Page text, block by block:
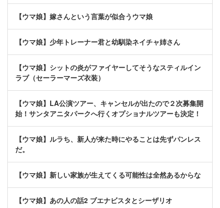
【ウマ娘】嫁さんという言葉が似合うウマ娘
【ウマ娘】少年トレーナー君と幼馴染ネイチャ姉さん
【ウマ娘】シットの炎がファイヤーしてそうなスティルイン
ラブ（セーラーマーズ衣装）
【ウマ娘】LA公演ツアー、キャンセルが出たので２次募集開
始！サンタアニタパークへ行くオプショナルツアーも決定！
【ウマ娘】ルラち、新人が来た時にやることは先ずパンレス
だ。
【ウマ娘】新しい家族が生えてくる可能性は全然あるからな
【ウマ娘】あの人の話2 ブエナビスタとシーザリオ